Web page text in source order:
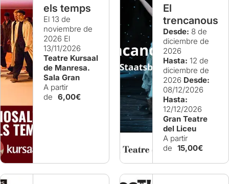
els temps
El 13 de
noviembre de
2026 El
13/11/2026
Teatre Kursaal
de Manresa.
Sala Gran
A partir
de 6,00€
El
trencanous
Desde: 8 de
diciembre de
2026
Hasta: 12 de
diciembre de
2026 Desde:
08/12/2026
Hasta:
12/12/2026
Gran Teatre
del Liceu
A partir
de 15,00€